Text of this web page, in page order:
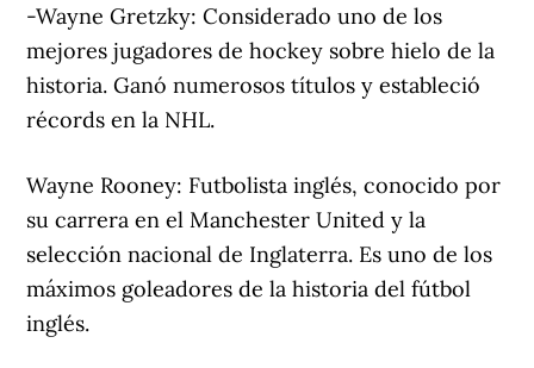
-Wayne Gretzky: Considerado uno de los
mejores jugadores de hockey sobre hielo de la
historia. Ganó numerosos títulos y estableció
récords en la NHL.
Wayne Rooney: Futbolista inglés, conocido por
su carrera en el Manchester United y la
selección nacional de Inglaterra. Es uno de los
máximos goleadores de la historia del fútbol
inglés.